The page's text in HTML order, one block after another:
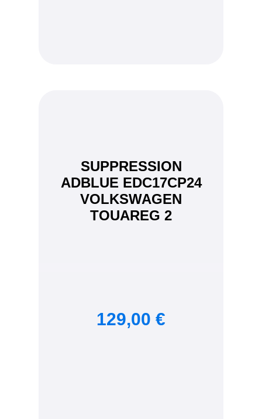
SUPPRESSION
ADBLUE EDC17CP24
VOLKSWAGEN
TOUAREG 2
129,00 €